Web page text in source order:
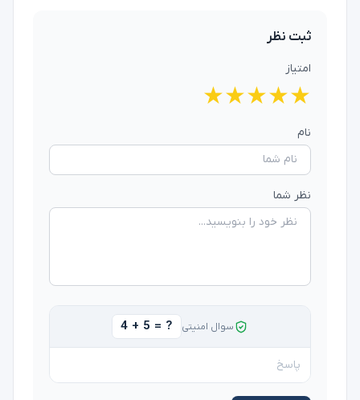
ثبت نظر
امتیاز
★
★
★
★
★
نام
نظر شما
سوال امنیتی 4 + 5 = ?